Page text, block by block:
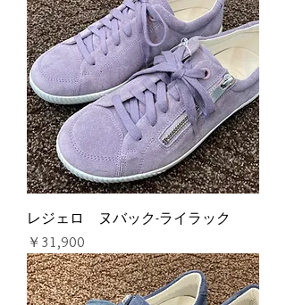
レジェロ ヌバック-ライラック
価格
￥31,900